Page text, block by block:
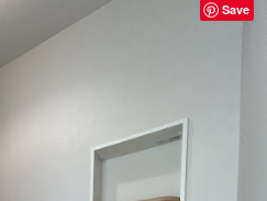
Save